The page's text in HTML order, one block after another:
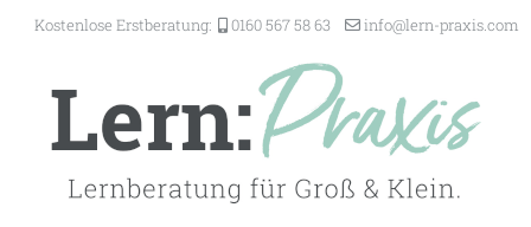
Kostenlose Erstberatung: 0160 567 58 63 moc.s
ixarp
-nrel
@ofni